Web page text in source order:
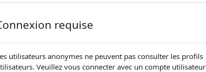
requise
utilisateurs anonymes ne peuvent pas consulter les profils
Veuillez vous connecter avec un compte utilisateur